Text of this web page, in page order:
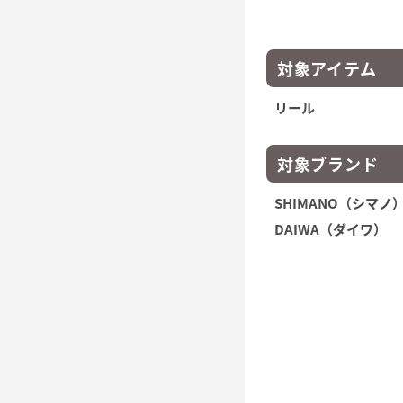
対象アイテム
リール
対象ブランド
SHIMANO（シマノ
DAIWA（ダイワ）